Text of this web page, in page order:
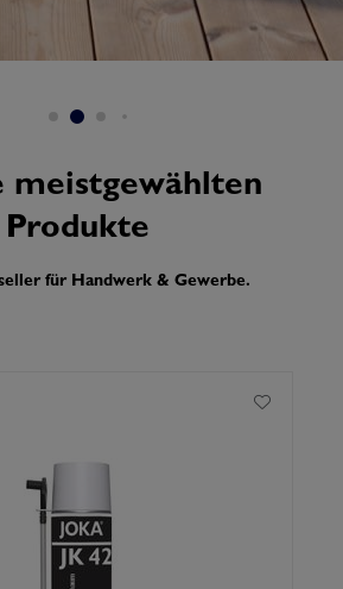
meistgewählten
Produkte
für Handwerk & Gewerbe.